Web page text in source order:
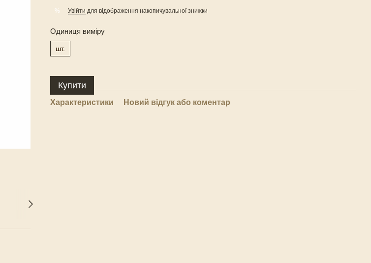
% Увійти для відображення накопичувальної знижки
Одиниця виміру
шт.
Купити
Характеристики Новий відгук або коментар